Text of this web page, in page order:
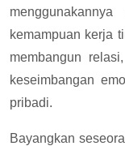
kemampuan kerja
membangun
keseimbangan
pribadi.
Bayangkan